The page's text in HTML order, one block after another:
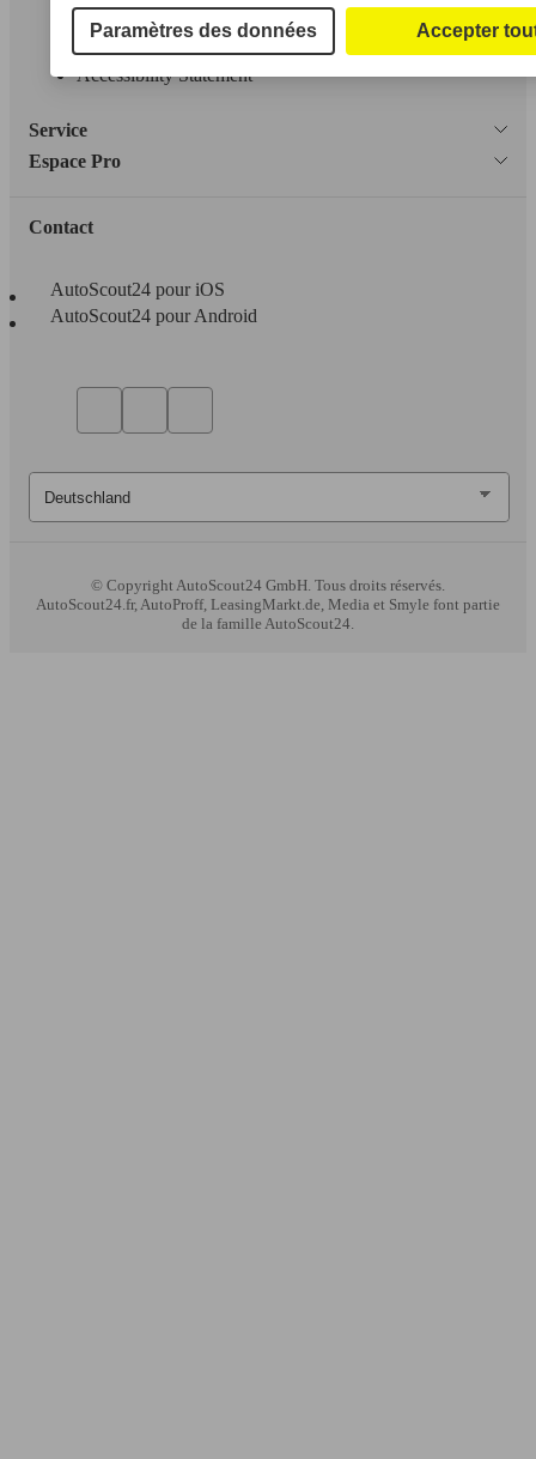
Protection des données
Accessibility Statement
Service
Espace Pro
Contact
AutoScout24 pour iOS
AutoScout24 pour Android
© CopyrightAutoScout24 GmbH. Tous droits réservés.
AutoScout24.fr, AutoProff, LeasingMarkt.de, Media et Smyle font partie
de la famille AutoScout24.
Paramètres des données Accepter